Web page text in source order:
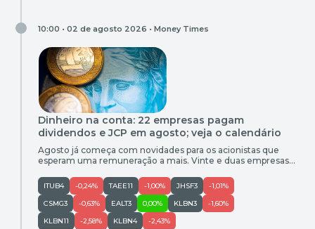
10:00 • 02 de agosto 2026 • Money Times
Dinheiro na conta: 22 empresas pagam
dividendos e JCP em agosto; veja o calendário
Agosto já começa com novidades para os acionistas que
esperam uma remuneração a mais. Vinte e duas empresas
longo do mês. O levantamento realizado pelo Money Times
apresenta o calendário completo, com os valores a serem
distribuídos e as datas de corte para ter direito aos […]
ITUB4 -0,24% TAEE11 -1,00% JHSF3
-1,01%
CSMG3
-0,63% EALT3 0,00% KLBN3
-1,60%
KLBN11
-2,58% KLBN4 -2,43%